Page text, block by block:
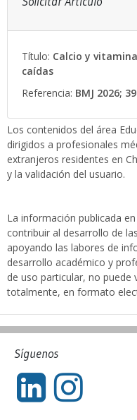
Título: Calcio y
caídas
Referencia: BMJ 2026;
Los contenidos del área
dirigidos a profesionales
extranjeros residentes en
y la validación del usuario.
La información publicada
contribuir al desarrollo de
apoyando las labores de
desarrollo académico y
de uso particular, no puede
totalmente, en formato
Síguenos